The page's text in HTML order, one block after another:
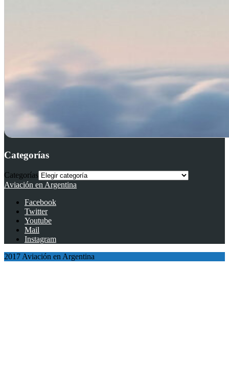
Categorías
Categorías
Aviación en Argentina
Facebook
Twitter
Youtube
Mail
Instagram
2017 Aviación en Argentina